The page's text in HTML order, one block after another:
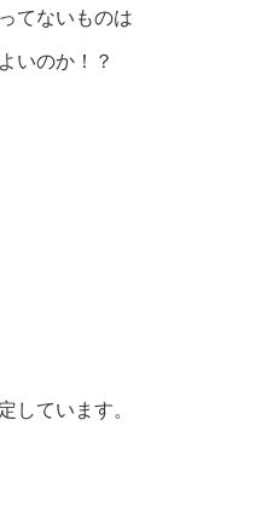
てないものは
いのか！？
しています。